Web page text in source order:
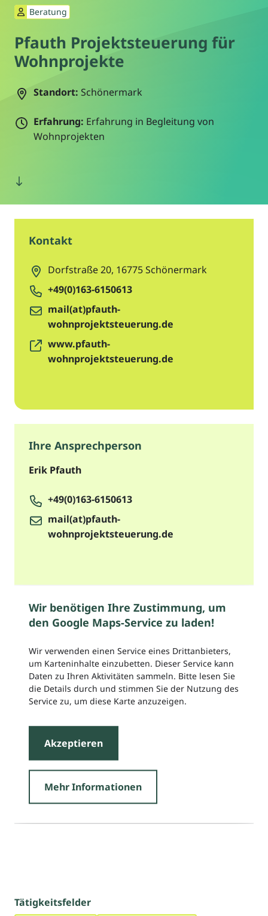
Beratung
Pfauth Projektsteuerung für
Wohnprojekte
Standort: Schönermark
Erfahrung: Erfahrung in Begleitung von
Wohnprojekten
Kontakt
Dorfstraße 20, 16775Schönermark
+49(0)163-6150613
mail(at)pfauth-
wohnprojektsteuerung.de
www.pfauth-
wohnprojektsteuerung.de
Ihre Ansprechperson
Erik Pfauth
+49(0)163-6150613
mail(at)pfauth-
wohnprojektsteuerung.de
Wir benötigen Ihre Zustimmung, um
den Google Maps-Service zu laden!
Wir verwenden einen Service eines Drittanbieters,
um Karteninhalte einzubetten. Dieser Service kann
Daten zu Ihren Aktivitäten sammeln. Bitte lesen Sie
die Details durch und stimmen Sie der Nutzung des
Service zu, um diese Karte anzuzeigen.
Akzeptieren
Mehr Informationen
Tätigkeitsfelder